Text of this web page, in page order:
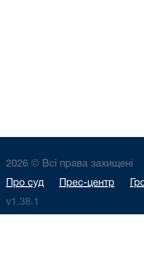
2026 © Всі права захищені
Про суд Прес-центр
v1.38.1